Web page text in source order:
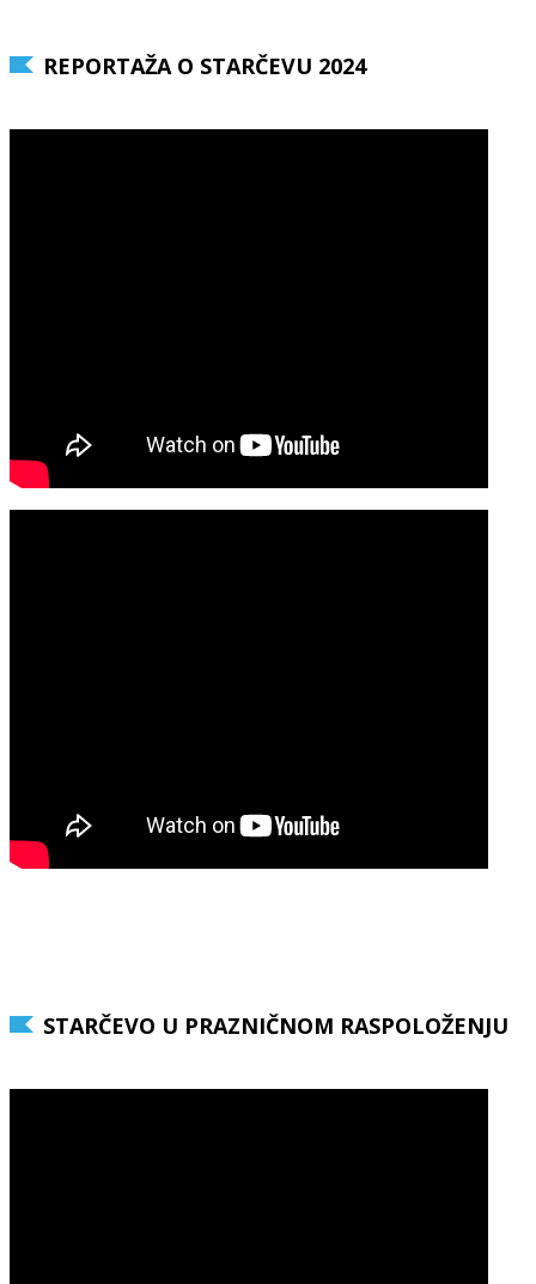
REPORTAŽA O STARČEVU 2024
STARČEVO U PRAZNIČNOM RASPOLOŽENJU